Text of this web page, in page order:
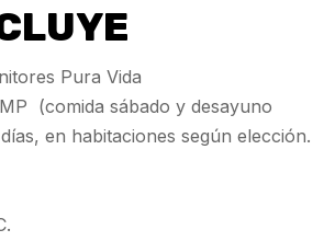
Pura Vida
(comida sábado y desayuno
en habitaciones según elección.